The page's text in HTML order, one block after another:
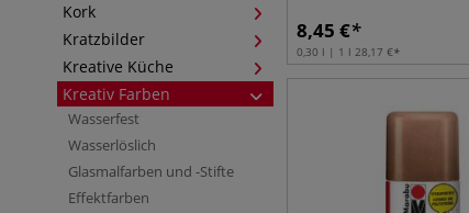
Kork
Kratzbilder
Kreative Küche
Kreativ Farben
Wasserfest
Wasserlöslich
Glasmalfarben und -Stifte
Effektfarben
8,45 €
0,30 l | 1 l 28,17 €